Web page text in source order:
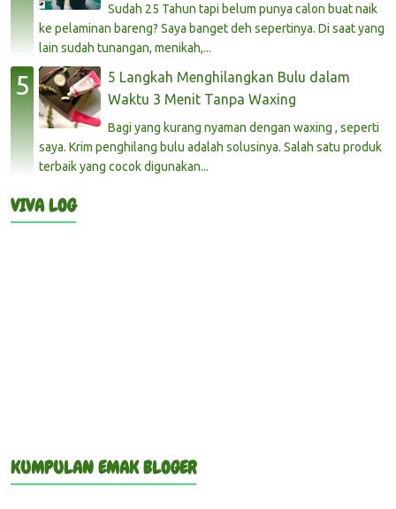
Sudah 25 Tahun tapi belum punya calon buat naik
ke pelaminan bareng? Saya banget deh sepertinya. Di saat yang
lain sudah tunangan, menikah,...
5 Langkah Menghilangkan Bulu dalam
Waktu 3 Menit Tanpa Waxing
Bagi yang kurang nyaman dengan waxing , seperti
saya. Krim penghilang bulu adalah solusinya. Salah satu produk
terbaik yang cocok digunakan...
VIVA LOG
KUMPULAN EMAK BLOGER